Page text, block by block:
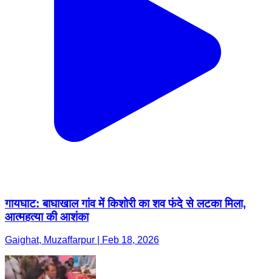
गायघाट: बाघाखाल गांव में किशोरी का शव फंदे से लटका मिला,
आत्महत्या की आशंका
Gaighat, Muzaffarpur | Feb 18, 2026